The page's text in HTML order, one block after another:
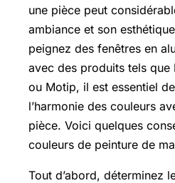
une pièce peut
ambiance et son
peignez des fenêtres en
avec des produits tels que
ou Motip, il est essentiel
l’harmonie des couleurs
pièce. Voici quelques
couleurs de peinture de
Tout d’abord, déterminez